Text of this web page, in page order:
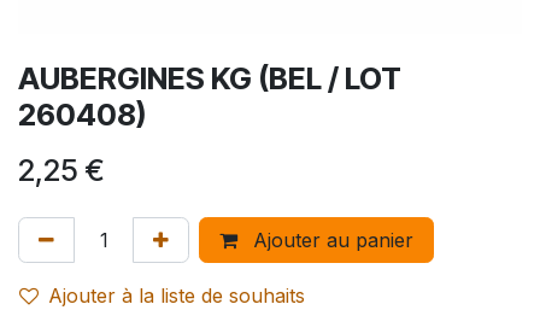
AUBERGINES KG (BEL / LOT
260408)
2,25 €
Ajouter au panier
Ajouter à la liste de souhaits